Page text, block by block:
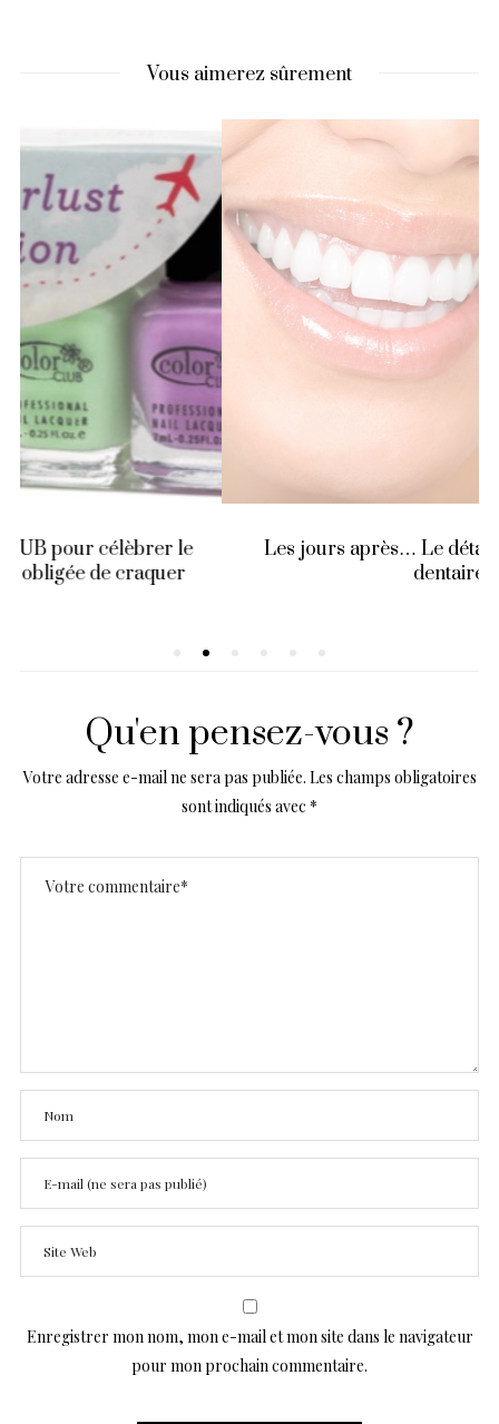
Vous aimerez sûrement
Les jours après… Le détartrage (le calvaire
Qu'en pensez-vous ?
Votre adresse e-mail ne sera pas publiée. Les champs obligatoires
sont indiqués avec *
Enregistrer mon nom, mon e-mail et mon site dans le navigateur
pour mon prochain commentaire.